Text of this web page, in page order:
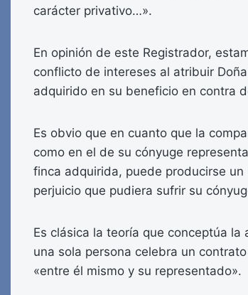
carácter privativo…».
En opinión de este Registrador,
conflicto de intereses al atribuir
adquirido en su beneficio en contra
Es obvio que en cuanto que la
como en el de su cónyuge
finca adquirida, puede producirse
perjuicio que pudiera sufrir su
Es clásica la teoría que conceptúa
una sola persona celebra un
«entre él mismo y su representado».